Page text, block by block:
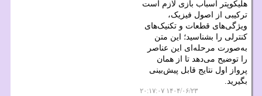
هلیکوپتر اسباب بازی لازم است
ترکیبی از اصول فیزیک،
ویژگی‌های قطعات و تکنیک‌های
کنترلی را بشناسید؛ این متن
به‌صورت مرحله‌ای این عناصر
را توضیح می‌دهد تا از همان
پرواز اول نتایج قابل پیش‌بینی
بگیرید.
۱۴۰۴/۰۶/۲۳ ۲۰:۱۷:۰۷